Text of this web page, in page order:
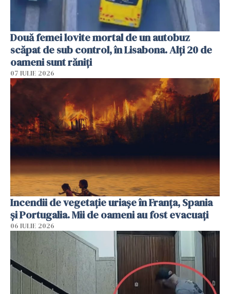
Două femei lovite mortal de un autobuz
scăpat de sub control, în Lisabona. Alți 20 de
oameni sunt răniți
07 IULIE 2026
Incendii de vegetație uriașe în Franța, Spania
și Portugalia. Mii de oameni au fost evacuați
06 IULIE 2026